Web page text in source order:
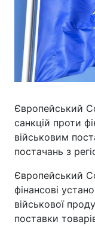
Європейський
санкцій проти
військовим
постачань з
Європейський
фінансові
військової
поставки